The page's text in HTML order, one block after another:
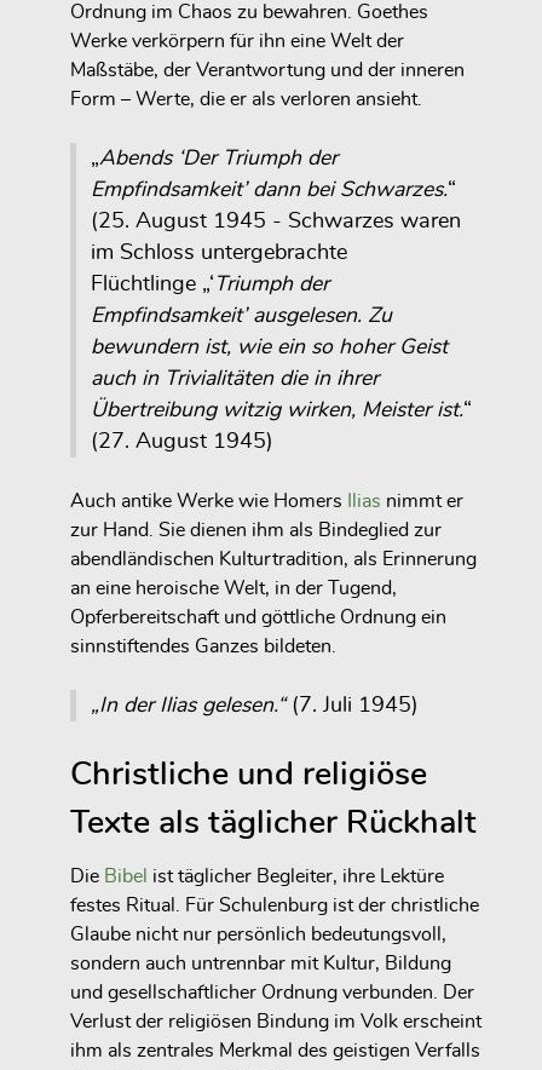
Ordnung im Chaos zu bewahren. Goethes
Werke verkörpern für ihn eine Welt der
Maßstäbe, der Verantwortung und der inneren
Form – Werte, die er als verloren ansieht.
„Abends ‘Der Triumph der
Empfindsamkeit’ dann bei Schwarzes.“
(25. August 1945 - Schwarzes waren
im Schloss untergebrachte
Flüchtlinge „‘ Triumph der
Empfindsamkeit’ ausgelesen. Zu
bewundern ist, wie ein so hoher Geist
auch in Trivialitäten die in ihrer
Übertreibung witzig wirken, Meister ist.“
(27. August 1945)
Auch antike Werke wie Homers Ilias nimmt er
zur Hand. Sie dienen ihm als Bindeglied zur
abendländischen Kulturtradition, als Erinnerung
an eine heroische Welt, in der Tugend,
Opferbereitschaft und göttliche Ordnung ein
sinnstiftendes Ganzes bildeten.
„In der Ilias gelesen.“(7. Juli 1945)
Christliche und religiöse
Texte als täglicher Rückhalt
Die Bibel ist täglicher Begleiter, ihre Lektüre
festes Ritual. Für Schulenburg ist der christliche
Glaube nicht nur persönlich bedeutungsvoll,
sondern auch untrennbar mit Kultur, Bildung
und gesellschaftlicher Ordnung verbunden. Der
Verlust der religiösen Bindung im Volk erscheint
ihm als zentrales Merkmal des geistigen Verfalls